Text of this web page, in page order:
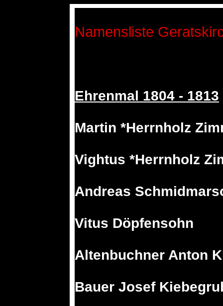
Namensliste
Ehrenmal 1804 - 1813
Martin *Herrnholz
Vightus *Herrnholz
Andreas
Vitus Döpfensohn
Altenbuchner Anton
Bauer Josef